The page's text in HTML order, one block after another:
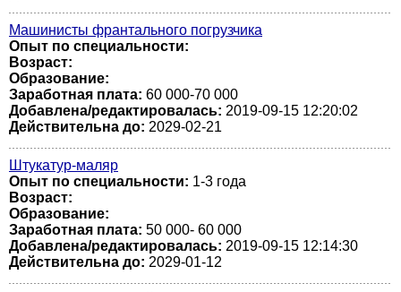
Машинисты франтального погрузчика
Опыт по специальности:
Возраст:
Образование:
Заработная плата: 60 000-70 000
Добавлена/редактировалась: 2019-09-15 12:20:02
Действительна до: 2029-02-21
Штукатур-маляр
Опыт по специальности: 1-3 года
Возраст:
Образование:
Заработная плата: 50 000- 60 000
Добавлена/редактировалась: 2019-09-15 12:14:30
Действительна до: 2029-01-12